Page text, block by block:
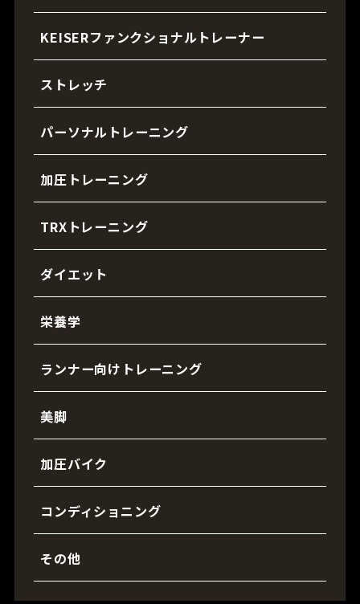
KEISERファンクショナルトレーナー
ストレッチ
パーソナルトレーニング
加圧トレーニング
TRXトレーニング
ダイエット
栄養学
ランナー向けトレーニング
美脚
加圧バイク
コンディショニング
その他